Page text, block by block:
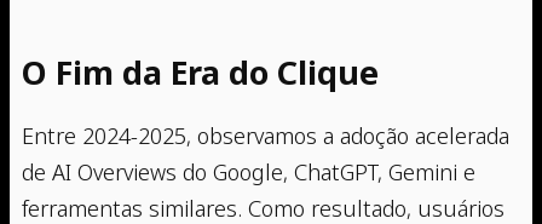
O Fim da Era do Clique
Entre 2024-2025, observamos a adoção acelerada
de AI Overviews do Google, ChatGPT, Gemini e
ferramentas similares. Como resultado, usuários